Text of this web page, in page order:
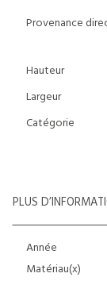
Provenance
Hauteur
Largeur
Catégorie
PLUS
Année
Matériau(x)